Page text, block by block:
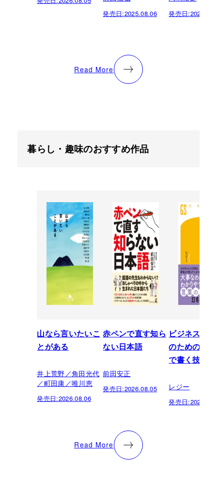
発売日:2025.08.06 発売日:
Read More
暮らし・趣味のおすすめ作品
山なら言いたいこ
とがある
井上荒野／角田光代
／町田康／唯川恵
発売日:2026.08.06
赤ペンで直す知ら
ない日本語
前田安正
発売日:2026.08.05
ビジネスパ
のための「
で書く技術
レジー
発売日:
Read More